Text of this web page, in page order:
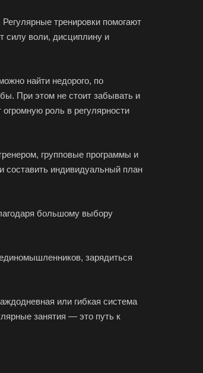
тренировки помогают
силу воли, дисциплину и
найти недорого, по
При этом не стоит забывать и
роль в регулярности
групповые программы и
составить индивидуальный план
большому выбору
зарядиться
или гибкая система
занятия — это путь к